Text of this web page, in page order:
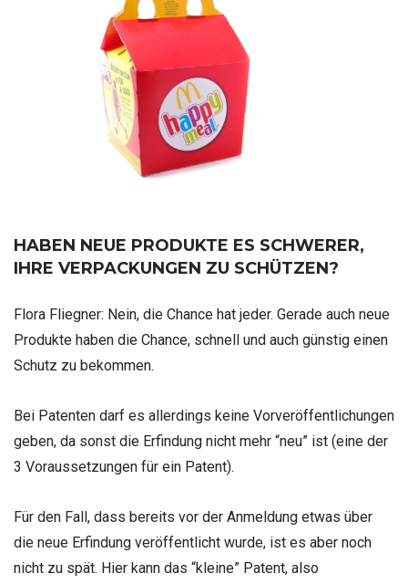
HABEN NEUE PRODUKTE ES SCHWERER,
IHRE VERPACKUNGEN ZU SCHÜTZEN?
Flora Fliegner: Nein, die Chance hat jeder. Gerade auch neue
Produkte haben die Chance, schnell und auch günstig einen
Schutz zu bekommen.
Bei Patenten darf es allerdings keine Vorveröffentlichungen
geben, da sonst die Erfindung nicht mehr “neu” ist (eine der
3 Voraussetzungen für ein Patent).
Für den Fall, dass bereits vor der Anmeldung etwas über
die neue Erfindung veröffentlicht wurde, ist es aber noch
nicht zu spät. Hier kann das “kleine” Patent, also